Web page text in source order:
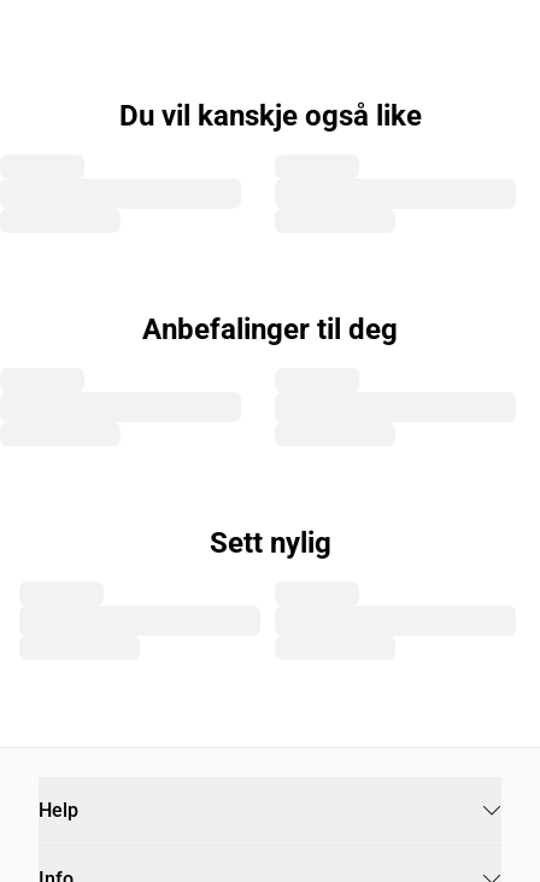
Du vil kanskje også like
Anbefalinger til deg
Sett nylig
Help